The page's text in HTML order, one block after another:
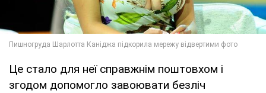
Це стало для неї справжнім поштовхом і
згодом допомогло завоювати безліч